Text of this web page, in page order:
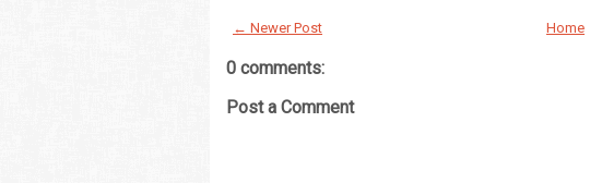
← Newer Post Home
0 comments:
Post a Comment